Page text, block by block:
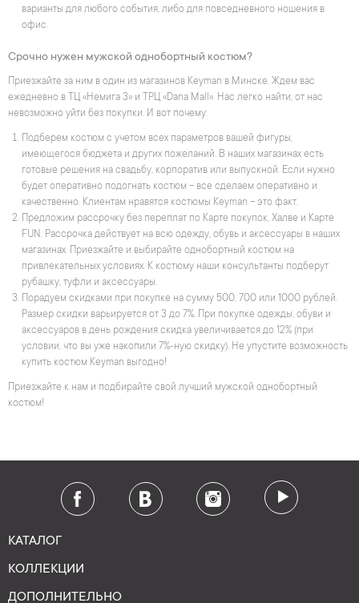
варианты для любого события, либо для повседневного ношения в
офис.
Срочно нужен мужской однобортный костюм?
Приезжайте за ним в один из магазинов Keyman в Минске. Ждем вас
ежедневно в ТЦ «Немига 3» и ТРЦ «Dana Mall». Нас легко найти, от нас
невозможно уйти без покупки. И вот почему:
Подберем костюм с учетом всех параметров вашей фигуры,
имеющегося бюджета и других пожеланий. В наших магазинах есть
готовые решения на свадьбу, корпоратив или выпускной. Если нужно
будет оперативно подогнать костюм – все сделаем оперативно и
качественно. Клиентам нравятся костюмы Keyman – это факт.
Предложим рассрочку без переплат по Карте покупок, Халве и Карте
FUN. Рассрочка действует на всю одежду, обувь и аксессуары в наших
магазинах. Приезжайте и выбирайте однобортный костюм на
привлекательных условиях. К костюму наши консультанты подберут
рубашку, туфли и аксессуары.
Порадуем скидками при покупке на сумму 500, 700 или 1000 рублей.
Размер скидки варьируется от 3 до 7%. При покупке одежды, обуви и
аксессуаров в день рождения скидка увеличивается до 12% (при
условии, что вы уже накопили 7%-ную скидку). Не упустите возможность
купить костюм Keyman выгодно!
Приезжайте к нам и подбирайте свой лучший мужской однобортный
костюм!
КАТАЛОГ
КОЛЛЕКЦИИ
ДОПОЛНИТЕЛЬНО